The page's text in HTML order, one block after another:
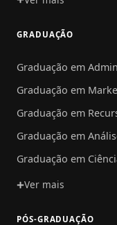
GRADUAÇÃO
Graduação em
Graduação em
Graduação em
Graduação em
Graduação em
Ver mais
PÓS-GRADUAÇÃO